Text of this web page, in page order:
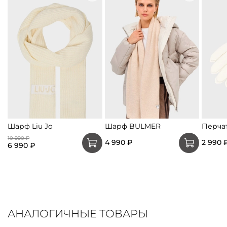
Шарф Liu Jo
10 990 ₽
6 990 ₽
Шарф BULMER
4 990 ₽
2 990
АНАЛОГИЧНЫЕ ТОВАРЫ